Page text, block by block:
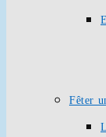
Fêter